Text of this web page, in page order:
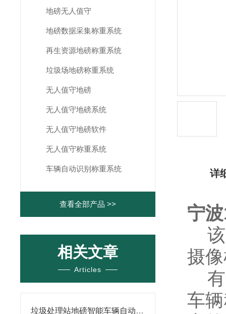
地磅无人值守
地磅数据采集称重系统
再生资源地磅称重系统
垃圾场地磅称重系统
无人值守地磅
无人值守地磅系统
无人值守地磅软件
无人值守称重系统
车辆自动识别称重系统
查看全部产品 >>
相关文章
Articles
垃圾处理站地磅智能车辆自动识别称重系统（免费上门安装调试）
详
宁
该
摄
有
车